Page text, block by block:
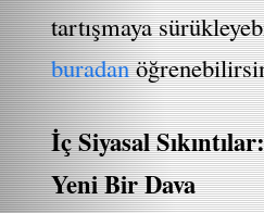
tartışmaya
buradan
İç Siyasal
Yeni Bir Dava